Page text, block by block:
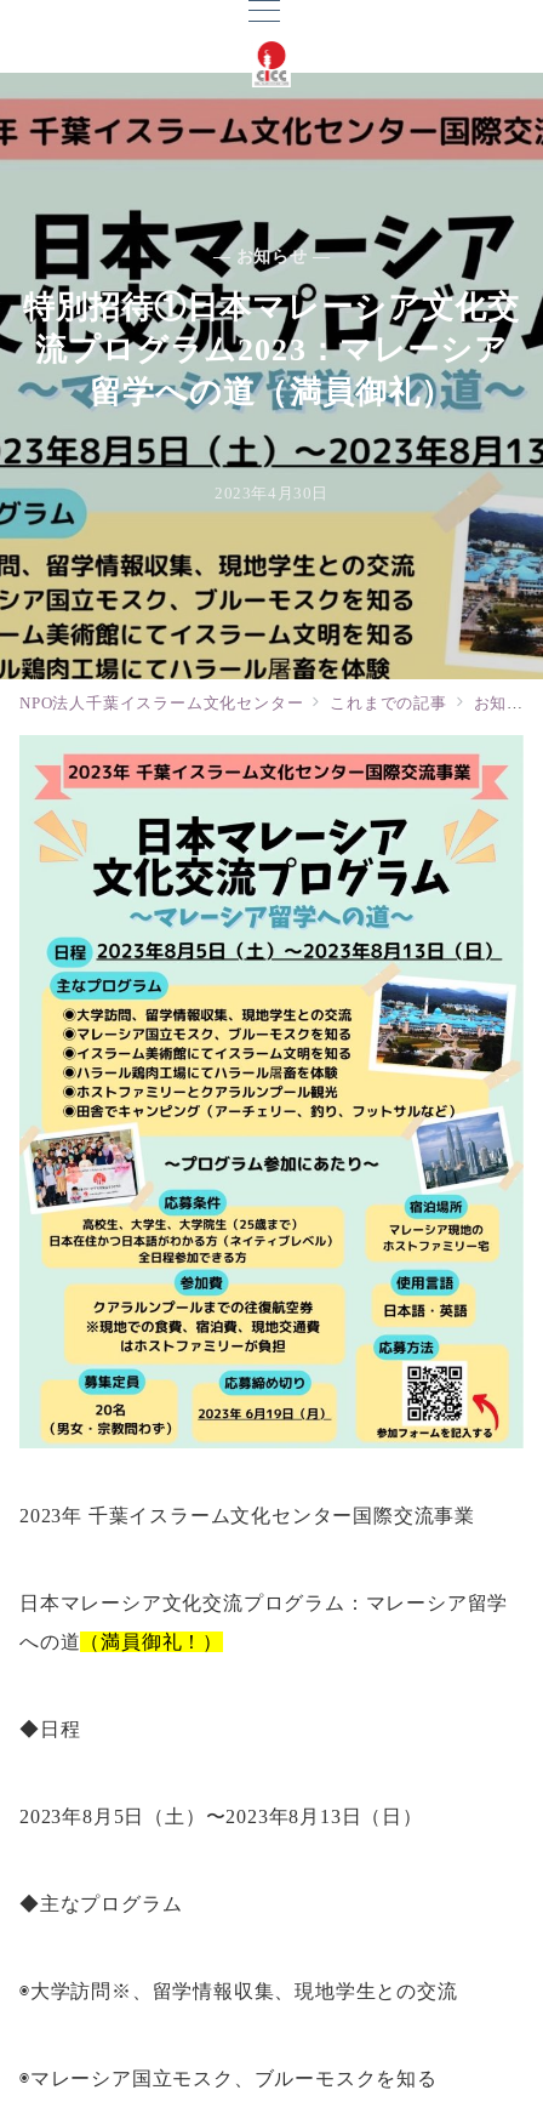
— お知らせ —
特別招待①日本マレーシア文化交
流プログラム2023：マレーシア
留学への道（満員御礼）
2023年4月30日
NPO法人千葉イスラーム文化センター これまでの記事 お知らせ
2023年 千葉イスラーム文化センター国際交流事業
日本マレーシア文化交流プログラム：マレーシア留学
への道 （満員御礼！）
◆日程
2023年8月5日（土）〜2023年8月13日（日）
◆主なプログラム
◉大学訪問※、留学情報収集、現地学生との交流
◉マレーシア国立モスク、ブルーモスクを知る